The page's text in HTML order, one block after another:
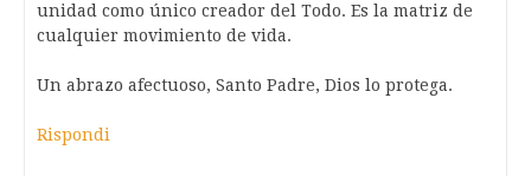
unidad como único creador del Todo. Es la matriz de
cualquier movimiento de vida.
Un abrazo afectuoso, Santo Padre, Dios lo protega.
Rispondi